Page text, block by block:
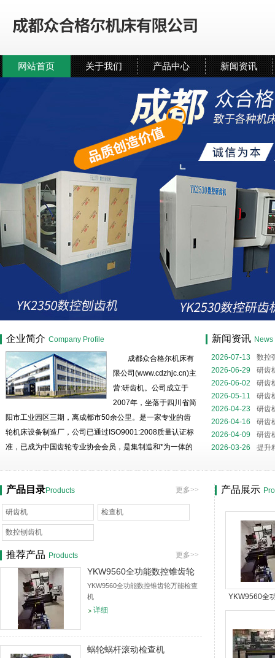
成都众合格尔机床有限公司
网站首页 关于我们 产品中心 新闻资讯
企业简介 Company Profile
成都众合格尔机床有
限公司(www.cdzhjc.cn)主
营:研齿机。公司成立于
2007年，坐落于四川省简
阳市工业园区三期，离成都市50余公里。是一家专业的齿
轮机床设备制造厂，公司已通过ISO9001:2008质量认证标
准，已成为中国齿轮专业协会会员，是集制造和*为一体的
一批善开发、钻技术...
新闻资讯 News
2026-07-13
数控
磨核心装备解析
2026-06-29
研齿
噪与精度提升的关
2026-06-02
研齿
全流程
2026-05-11
研齿
略
2026-04-23
研齿
2026-04-16
研齿
2026-04-09
研齿
2026-03-26
提升
产品展示
YKW9560全
锥齿轮万能
产品目录Products 更多>>
研齿机 检查机
数控刨齿机
推荐产品 Products 更多>>
YKW9560全功能数控锥齿轮
万能检查机
YKW9560全功能数控锥齿轮万能检查
机
详细
蜗轮蜗杆滚动检查机